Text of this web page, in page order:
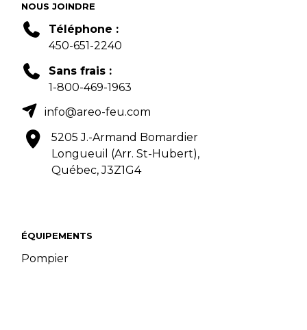
ÉQUIPEMENTS
Pompier
NOUS JOINDRE
Téléphone :
450-651-2240
Sans frais :
1-800-469-1963
info@areo-feu.com
5205 J.-Armand Bomardier
Longueuil (Arr. St-Hubert),
Québec, J3Z1G4